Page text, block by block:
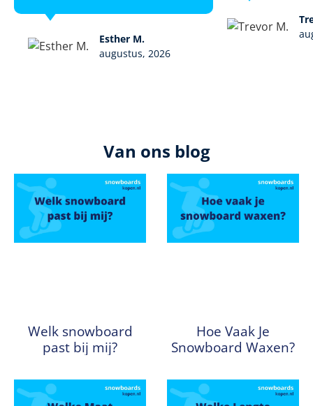
Esther M.
augustus, 2026
Van ons blog
Welk snowboard
past bij mij?
Hoe Vaak Je
Snowboard Waxen?